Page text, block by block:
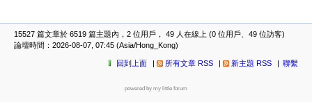
15527 篇文章於 6519 篇主題內，2 位用戶， 49 人在線上 (0 位用戶、49 位訪客)
論壇時間：2026-08-07, 07:45 (Asia/Hong_Kong)
回到上面 所有文章 RSS 新主題 RSS 聯繫
powered by my little forum